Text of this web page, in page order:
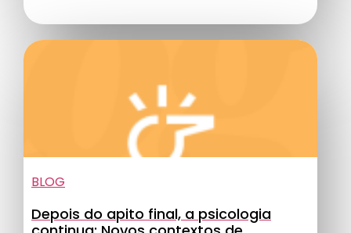
BLOG
Depois do apito final, a psicologia